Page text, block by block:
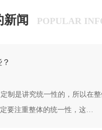
闻 POPULAR
制是讲究统一性的，所以在
要注重整体的统一性，这…